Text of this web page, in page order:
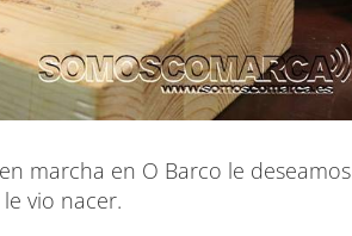
marcha en O Barco le deseamos
vio nacer.